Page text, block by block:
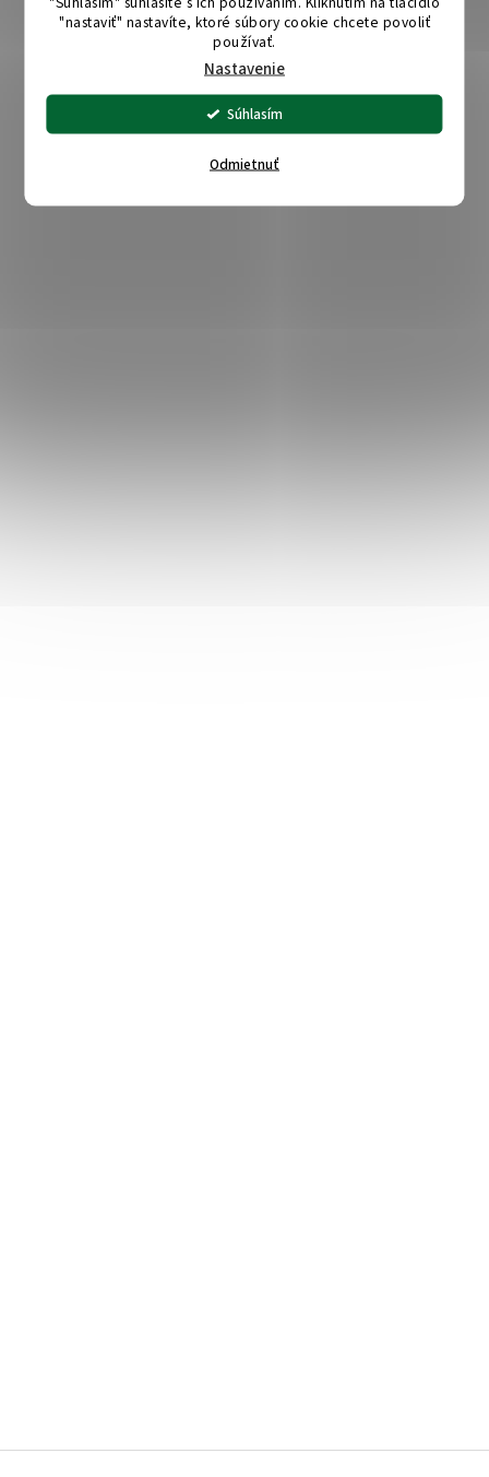
"nastaviť" nastavíte, ktoré súbory cookie chcete povoliť
používať.
Nastavenie
Odmietnuť
Súhlasím
Z